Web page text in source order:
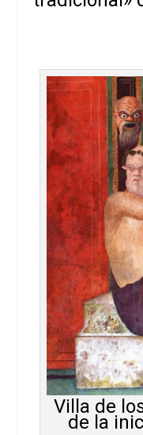
Villa de
de la